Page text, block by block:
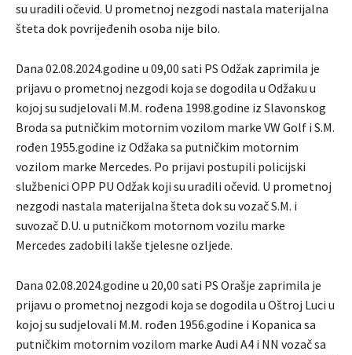
su uradili očevid. U prometnoj nezgodi nastala materijalna
šteta dok povrijeđenih osoba nije bilo.
Dana 02.08.2024.godine u 09,00 sati PS Odžak zaprimila je
prijavu o prometnoj nezgodi koja se dogodila u Odžaku u
kojoj su sudjelovali M.M. rođena 1998.godine iz Slavonskog
Broda sa putničkim motornim vozilom marke VW Golf i S.M.
rođen 1955.godine iz Odžaka sa putničkim motornim
vozilom marke Mercedes. Po prijavi postupili policijski
službenici OPP PU Odžak koji su uradili očevid. U prometnoj
nezgodi nastala materijalna šteta dok su vozač S.M. i
suvozač D.U. u putničkom motornom vozilu marke
Mercedes zadobili lakše tjelesne ozljede.
Dana 02.08.2024.godine u 20,00 sati PS Orašje zaprimila je
prijavu o prometnoj nezgodi koja se dogodila u Oštroj Luci u
kojoj su sudjelovali M.M. rođen 1956.godine i Kopanica sa
putničkim motornim vozilom marke Audi A4 i NN vozač sa